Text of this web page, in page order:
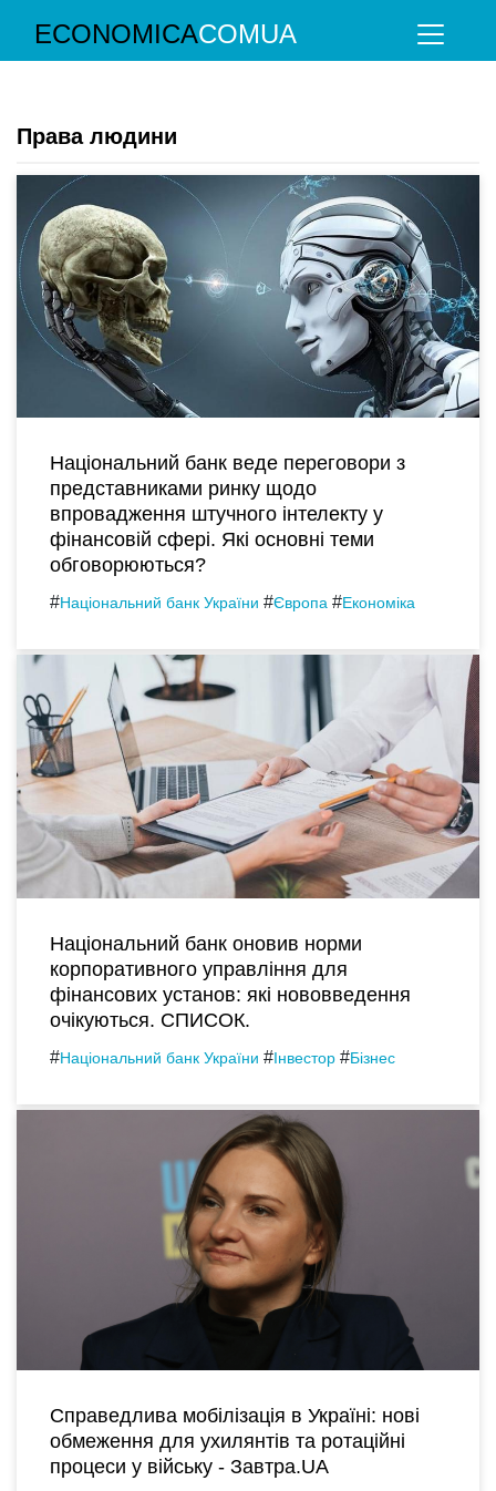
ECONOMICACOMUA
Права людини
Національний банк веде переговори з
представниками ринку щодо
впровадження штучного інтелекту у
фінансовій сфері. Які основні теми
обговорюються?
#Національний банк України #Європа #Економіка
Національний банк оновив норми
корпоративного управління для
фінансових установ: які нововведення
очікуються. СПИСОК.
#Національний банк України #Інвестор #Бізнес
Справедлива мобілізація в Україні: нові
обмеження для ухилянтів та ротаційні
процеси у війську - Завтра.UA